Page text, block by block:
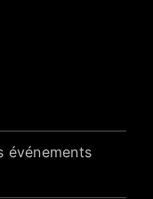
événements